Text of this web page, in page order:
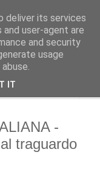
-
traguardo
deliver its services
user-agent are
and security
usage
IT